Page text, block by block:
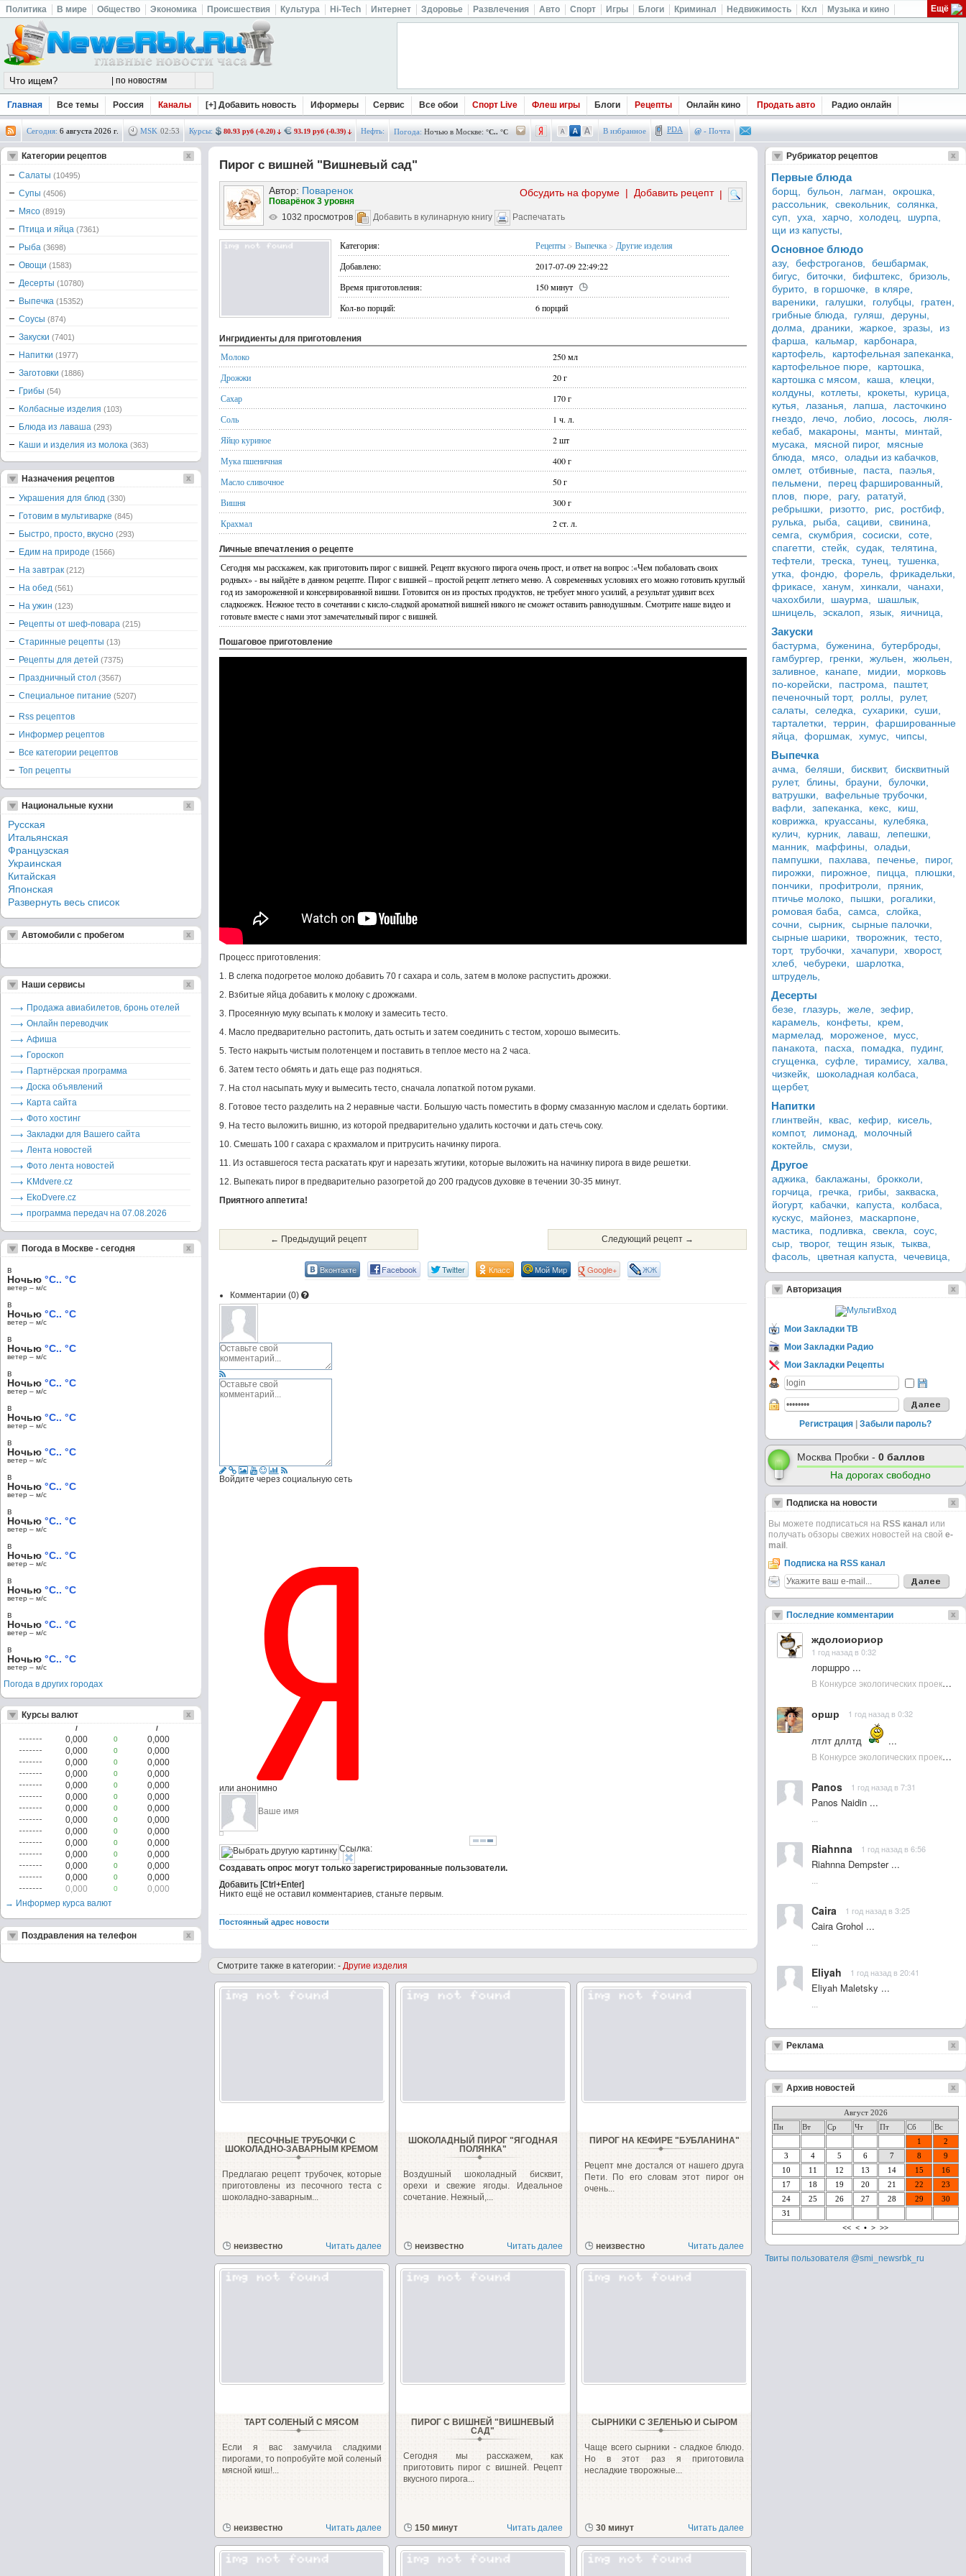
Политика В мире Общество Экономика Происшествия Культура Hi-Tech Интернет Здоровье Развлечения Авто Спорт Игры Блоги Криминал Недвижимость Кхл Музыка и кино Ещё
Главная Все темы Россия Каналы [+] Добавить новость Иформеры Сервис Все обои Спорт Live Флеш игры Блоги Рецепты Онлайн кино Продать авто Радио онлайн
Сегодня: 6 августа 2026 г. MSK 02:53 Курсы: 80.93 руб (-0.20) 93.19 руб (-0.39) Нефть: Погода: Ночью в Москве: °C.. °C В избранное PDA @ - Почта
Пирог с вишней "Вишневый сад"
Автор: Поваренок |
Добавить рецепт
|
Обсудить на форуме
Поварёнок 3 уровня
1032 просмотров
Добавить в кулинарную книгу Распечатать
Категория: Рецепты > Выпечка > Другие изделия
Добавлено:
2017-07-09 22:49:22
Время приготовления:
150 минут
Кол-во порций:
6 порций
Ингридиенты для приготовления
Молоко
250 мл
Дрожжи
20 г
Сахар
170 г
Соль
1 ч. л.
Яйцо куриное
2 шт
Мука пшеничная
400 г
Масло сливочное
50 г
Вишня
300 г
Крахмал
2 ст. л.
Личные впечатления о рецепте
Сегодня мы расскажем, как приготовить пирог с вишней. Рецепт вкусного пирога очень прост, и ответ на вопрос :«Чем побаловать своих
родных» - вы найдёте в данном рецепте. Пирог с вишней – простой рецепт летнего меню. А современных условиях его можно готовить круглый
год из замороженной и консервированной вишни. Готовится он из простых продуктов, не требует много усилий, а результат удивит всех
сладкоежек. Нежное тесто в сочетании с кисло-сладкой ароматной вишней никого не сможет оставить равнодушным. Смотрите наше видео и
готовьте вместе с нами этот замечательный пирог с вишней.
Пошаговое приготовление
Процесс приготовления:
1. В слегка подогретое молоко добавить 70 г сахара и соль, затем в молоке распустить дрожжи.
2. Взбитые яйца добавить к молоку с дрожжами.
3. Просеянную муку всыпать к молоку и замесить тесто.
4. Масло предварительно растопить, дать остыть и затем соединить с тестом, хорошо вымесить.
5. Тесто накрыть чистым полотенцем и поставить в теплое место на 2 часа.
6. Затем тесто обмять и дать еще раз подняться.
7. На стол насыпать муку и вымесить тесто, сначала лопаткой потом руками.
8. Готовое тесто разделить на 2 неравные части. Большую часть поместить в форму смазанную маслом и сделать бортики.
9. На тесто выложить вишню, из которой предварительно удалить косточки и дать стечь соку.
10. Смешать 100 г сахара с крахмалом и притрусить начинку пирога.
11. Из оставшегося теста раскатать круг и нарезать жгутики, которые выложить на начинку пирога в виде решетки.
12. Выпекать пирог в предварительно разогретой до 200 градусов духовке в течении 30-35 минут.
Приятного аппетита!
← Предыдущий рецепт Следующий рецепт →
Вконтакте Facebook Twitter Класс Мой Мир Google+ ЖЖ
Комментарии (0)
Войдите через социальную сеть
или анонимно
Ссылка:
Создавать опрос могут только зарегистрированные пользователи.
Никто ещё не оставил комментариев, станьте первым.
Постоянный адрес новости
Смотрите также в категории: -Другие изделия
ПЕСОЧНЫЕ ТРУБОЧКИ С
ШОКОЛАДНО-ЗАВАРНЫМ КРЕМОМ
Предлагаю рецепт трубочек, которые
приготовлены из песочного теста с
шоколадно-заварным...
неизвестно Читать далее
ШОКОЛАДНЫЙ ПИРОГ "ЯГОДНАЯ
ПОЛЯНКА"
Воздушный шоколадный бисквит,
орехи и свежие ягоды. Идеальное
сочетание. Нежный,...
неизвестно Читать далее
ПИРОГ НА КЕФИРЕ "БУБЛАНИНА"
Рецепт мне достался от нашего друга
Пети. По его словам этот пирог он
очень...
неизвестно Читать далее
ТАРТ СОЛЕНЫЙ С МЯСОМ
Если я вас замучила сладкими
пирогами, то попробуйте мой соленый
мясной киш!...
неизвестно Читать далее
ПИРОГ С ВИШНЕЙ "ВИШНЕВЫЙ
САД"
Сегодня мы расскажем, как
приготовить пирог с вишней. Рецепт
вкусного пирога...
150 минут Читать далее
СЫРНИКИ С ЗЕЛЕНЬЮ И СЫРОМ
Чаще всего сырники - сладкое блюдо.
Но в этот раз я приготовила
несладкие творожные...
30 минут Читать далее
Категории рецептов
Салаты (10495)
Супы (4506)
Мясо (8919)
Птица и яйца (7361)
Рыба (3698)
Овощи (1583)
Десерты (10780)
Выпечка (15352)
Соусы (874)
Закуски (7401)
Напитки (1977)
Заготовки (1886)
Грибы (54)
Колбасные изделия (103)
Блюда из лаваша (293)
Каши и изделия из молока (363)
Назначения рецептов
Украшения для блюд (330)
Готовим в мультиварке (845)
Быстро, просто, вкусно (293)
Едим на природе (1566)
На завтрак (212)
На обед (561)
На ужин (123)
Рецепты от шеф-повара (215)
Старинные рецепты (13)
Рецепты для детей (7375)
Праздничный стол (3567)
Специальное питание (5207)
Rss рецептов
Информер рецептов
Все категории рецептов
Топ рецепты
Национальные кухни
Русская
Итальянская
Французская
Украинская
Китайская
Японская
Развернуть весь список
Автомобили с пробегом
Наши сервисы
Продажа авиабилетов, бронь отелей
Онлайн переводчик
Афиша
Гороскоп
Партнёрская программа
Доска объявлений
Карта сайта
Фото хостинг
Закладки для Вашего сайта
Лента новостей
Фото лента новостей
KMdvere.cz
EkoDvere.cz
программа передач на 07.08.2026
Погода в Москве - сегодня
в
Ночью °C.. °C
ветер – м/c
в
Ночью °C.. °C
ветер – м/c
в
Ночью °C.. °C
ветер – м/c
в
Ночью °C.. °C
ветер – м/c
в
Ночью °C.. °C
ветер – м/c
в
Ночью °C.. °C
ветер – м/c
в
Ночью °C.. °C
ветер – м/c
в
Ночью °C.. °C
ветер – м/c
в
Ночью °C.. °C
ветер – м/c
в
Ночью °C.. °C
ветер – м/c
в
Ночью °C.. °C
ветер – м/c
в
Ночью °C.. °C
ветер – м/c
Погода в других городах
Курсы валют
/ /
0,000 0
0,000
0,000
0
0,000
0,000
0
0,000
0,000
0
0,000
0,000
0
0,000
0,000
0
0,000
0,000
0
0,000
0,000
0
0,000
0,000
0
0,000
0,000
0
0,000
0,000
0
0,000
0,000
0
0,000
0,000
0
0,000
0,000
0
0,000
→ Информер курса валют
Поздравления на телефон
Рубрикатор рецептов
Первые блюда
борщ, бульон, лагман,
окрошка,
рассольник,
свекольник,
солянка,
суп,
уха, харчо, холодец,
шурпа,
щи из капусты,
Основное блюдо
азу, бефстроганов,
бешбармак,
бигус,
биточки, бифштекс,
бризоль,
бурито,
в горшочке,
в кляре,
вареники,
галушки, голубцы,
гратен,
грибные блюда,
гуляш,
деруны,
долма,
драники, жаркое, зразы,
из
фарша,
кальмар,
карбонара,
картофель,
картофельная запеканка,
картофельное пюре,
картошка,
картошка с мясом,
каша,
клецки,
колдуны,
котлеты, крокеты,
курица,
кутья,
лазанья, лапша,
ласточкино
гнездо,
лечо, лобио, лосось,
люля-
кебаб,
макароны, манты,
минтай,
мусака,
мясной пирог,
мясные
блюда,
мясо,
оладьи из кабачков,
омлет,
отбивные, паста,
паэлья,
пельмени,
перец фаршированный,
плов,
пюре, рагу,
рататуй,
ребрышки,
ризотто, рис,
ростбиф,
рулька,
рыба, сациви,
свинина,
семга,
скумбрия, сосиски,
соте,
спагетти,
стейк, судак,
телятина,
тефтели,
треска, тунец,
тушенка,
утка,
фондю, форель,
фрикадельки,
фрикасе,
ханум, хинкали,
чанахи,
чахохбили,
шаурма,
шашлык,
шницель,
эскалоп, язык, яичница,
Закуски
бастурма, буженина,
бутерброды,
гамбургер,
гренки, жульен,
жюльен,
заливное,
канапе, мидии,
морковь
по-корейски,
пастрома,
паштет,
печеночный торт,
роллы,
рулет,
салаты,
селедка, сухарики,
суши,
тарталетки,
террин,
фаршированные
яйца,
форшмак, хумус, чипсы,
Выпечка
ачма, беляши, бисквит,
бисквитный
рулет,
блины, брауни,
булочки,
ватрушки,
вафельные трубочки,
вафли,
запеканка, кекс,
киш,
коврижка,
круассаны,
кулебяка,
кулич,
курник, лаваш,
лепешки,
манник,
маффины,
оладьи,
пампушки,
пахлава, печенье,
пирог,
пирожки,
пирожное, пицца,
плюшки,
пончики,
профитроли,
пряник,
птичье молоко,
пышки,
рогалики,
ромовая баба,
самса,
слойка,
сочни,
сырник,
сырные палочки,
сырные шарики,
творожник,
тесто,
торт,
трубочки, хачапури,
хворост,
хлеб,
чебуреки,
шарлотка,
штрудель,
Десерты
безе, глазурь, желе,
зефир,
карамель,
конфеты,
крем,
мармелад,
мороженое,
мусс,
панакота,
пасха, помадка,
пудинг,
сгущенка,
суфле, тирамису,
халва,
чизкейк,
шоколадная колбаса,
щербет,
Напитки
глинтвейн, квас, кефир,
кисель,
компот,
лимонад,
молочный
коктейль,
смузи,
Другое
аджика, баклажаны,
брокколи,
горчица,
гречка, грибы,
закваска,
йогурт,
кабачки, капуста,
колбаса,
кускус,
майонез,
маскарпоне,
мастика,
подливка, свекла,
соус,
сыр,
творог, тещин язык,
тыква,
фасоль,
цветная капуста, чечевица,
Авторизация
Мои Закладки ТВ
Мои Закладки Радио
Мои Закладки Рецепты
Регистрация Забыли пароль?
Москва Пробки - 0 баллов
На дорогах свободно
Подписка на новости
Вы можете подписаться на RSS канал или
получать обзоры свежих новостей на свой e-
mail .
Подписка на RSS канал
Последние комментарии
ждолоиориор
1 год назад в 0:32
лоршрро ...
В Конкурсе экологических проектов в Подмосковье активно участвовала молодежь :: NewsRbk.ru...
оршр 1 год назад в 0:32
лтлт дллтд
...
В Конкурсе экологических проектов в Подмосковье активно участвовала молодежь :: NewsRbk.ru...
Panos 1 год назад в 7:31
Panos Naidin ...
Riahnna 1 год назад в 6:56
Riahnna Dempster ...
Caira 1 год назад в 3:25
Caira Grohol ...
Eliyah 1 год назад в 20:41
Eliyah Maletsky ...
Реклама
Архив новостей
Август 2026
Пн
Вт Ср Чт Пт Сб
Вс
1
2
3
4 5 6 7 8
9
10
11 12 13 14 15
16
17
18 19 20 21 22
23
24
25 26 27 28 29
30
31
<< < • > >>
Твиты пользователя @smi_newsrbk_ru